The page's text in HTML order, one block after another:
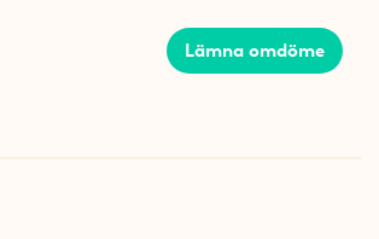
Lämna omdöme